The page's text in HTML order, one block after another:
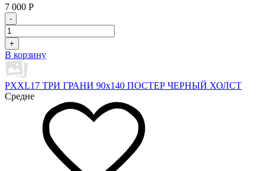
7 000 Р
-
+
В корзину
PXXL17 ТРИ ГРАНИ 90x140 ПОСТЕР ЧЕРНЫЙ ХОЛСТ
Средне